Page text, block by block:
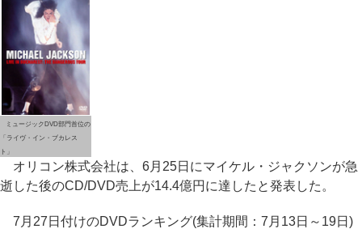
ミュージックDVD部門首位の
「ライヴ・イン・ブカレス
ト」
オリコン株式会社は、6月25日にマイケル・ジャクソンが急
逝した後のCD/DVD売上が14.4億円に達したと発表した。
7月27日付けのDVDランキング(集計期間：7月13日～19日)